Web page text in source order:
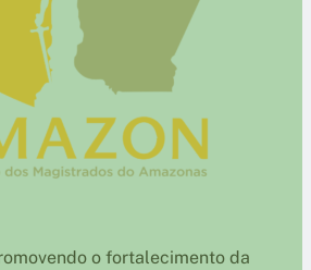
o fortalecimento da